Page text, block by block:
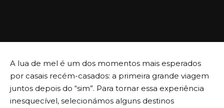
A lua de mel é um dos momentos mais esperados
por casais recém-casados: a primeira grande viagem
juntos depois do “sim”. Para tornar essa experiência
inesquecível, selecionámos alguns destinos